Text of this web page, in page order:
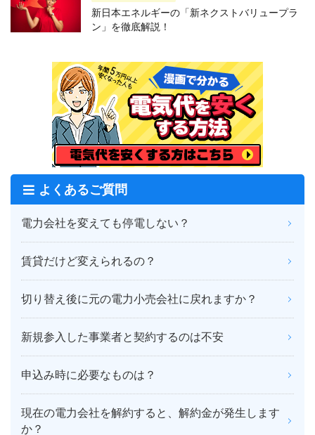
新日本エネルギーの「新ネクストバリュープラ
ン」を徹底解説！
よくあるご質問
電力会社を変えても停電しない？
賃貸だけど変えられるの？
切り替え後に元の電力小売会社に戻れますか？
新規参入した事業者と契約するのは不安
申込み時に必要なものは？
現在の電力会社を解約すると、解約金が発生します
か？